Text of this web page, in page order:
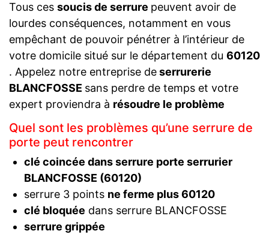
Tous ces soucis de serrure peuvent avoir de
lourdes conséquences, notamment en vous
empêchant de pouvoir pénétrer à l’intérieur de
votre domicile situé sur le département du 60120
. Appelez notre entreprise deserrurerie
BLANCFOSSE sans perdre de temps et votre
expert proviendra à résoudre le problème
Quel sont les problèmes qu’une serrure de
porte peut rencontrer
clé coincée dans serrure porte serrurier
BLANCFOSSE (60120)
serrure 3 points ne ferme plus 60120
clé bloquée dans serrure BLANCFOSSE
serrure grippée